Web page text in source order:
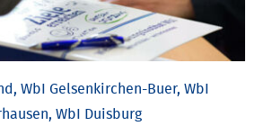
WbI Gelsenkirchen-Buer, WbI
WbI Duisburg